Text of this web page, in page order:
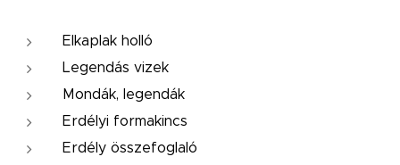
Elkaplak holló
Legendás vizek
Mondák, legendák
Erdélyi formakincs
Erdély összefoglaló